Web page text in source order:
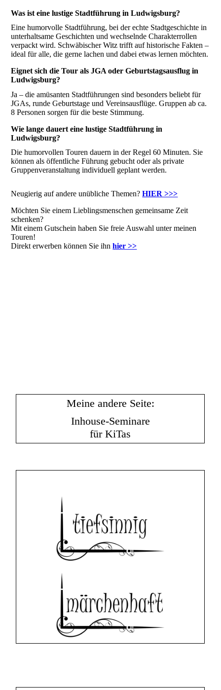
Was ist eine lustige Stadtführung in Ludwigsburg?
Eine humorvolle Stadtführung, bei der echte Stadtgeschichte in
unterhaltsame Geschichten und wechselnde Charakterrollen
verpackt wird. Schwäbischer Witz trifft auf historische Fakten –
ideal für alle, die gerne lachen und dabei etwas lernen möchten.
Eignet sich die Tour als JGA oder Geburtstagsausflug in
Ludwigsburg?
Ja – die amüsanten Stadtführungen sind besonders beliebt für
JGAs, runde Geburtstage und Vereinsausflüge. Gruppen ab ca.
8 Personen sorgen für die beste Stimmung.
Wie lange dauert eine lustige Stadtführung in
Ludwigsburg?
Die humorvollen Touren dauern in der Regel 60 Minuten. Sie
können als öffentliche Führung gebucht oder als private
Gruppenveranstaltung individuell geplant werden.
Neugierig auf andere unübliche Themen?HIER >>>
Möchten Sie einem Lieblingsmenschen gemeinsame Zeit
schenken?
Mit einem Gutschein haben Sie freie Auswahl unter meinen
Touren!
Direkt erwerben können Sie ihnhier >>
Meine andere Seite:
Inhouse-Seminare
für KiTas